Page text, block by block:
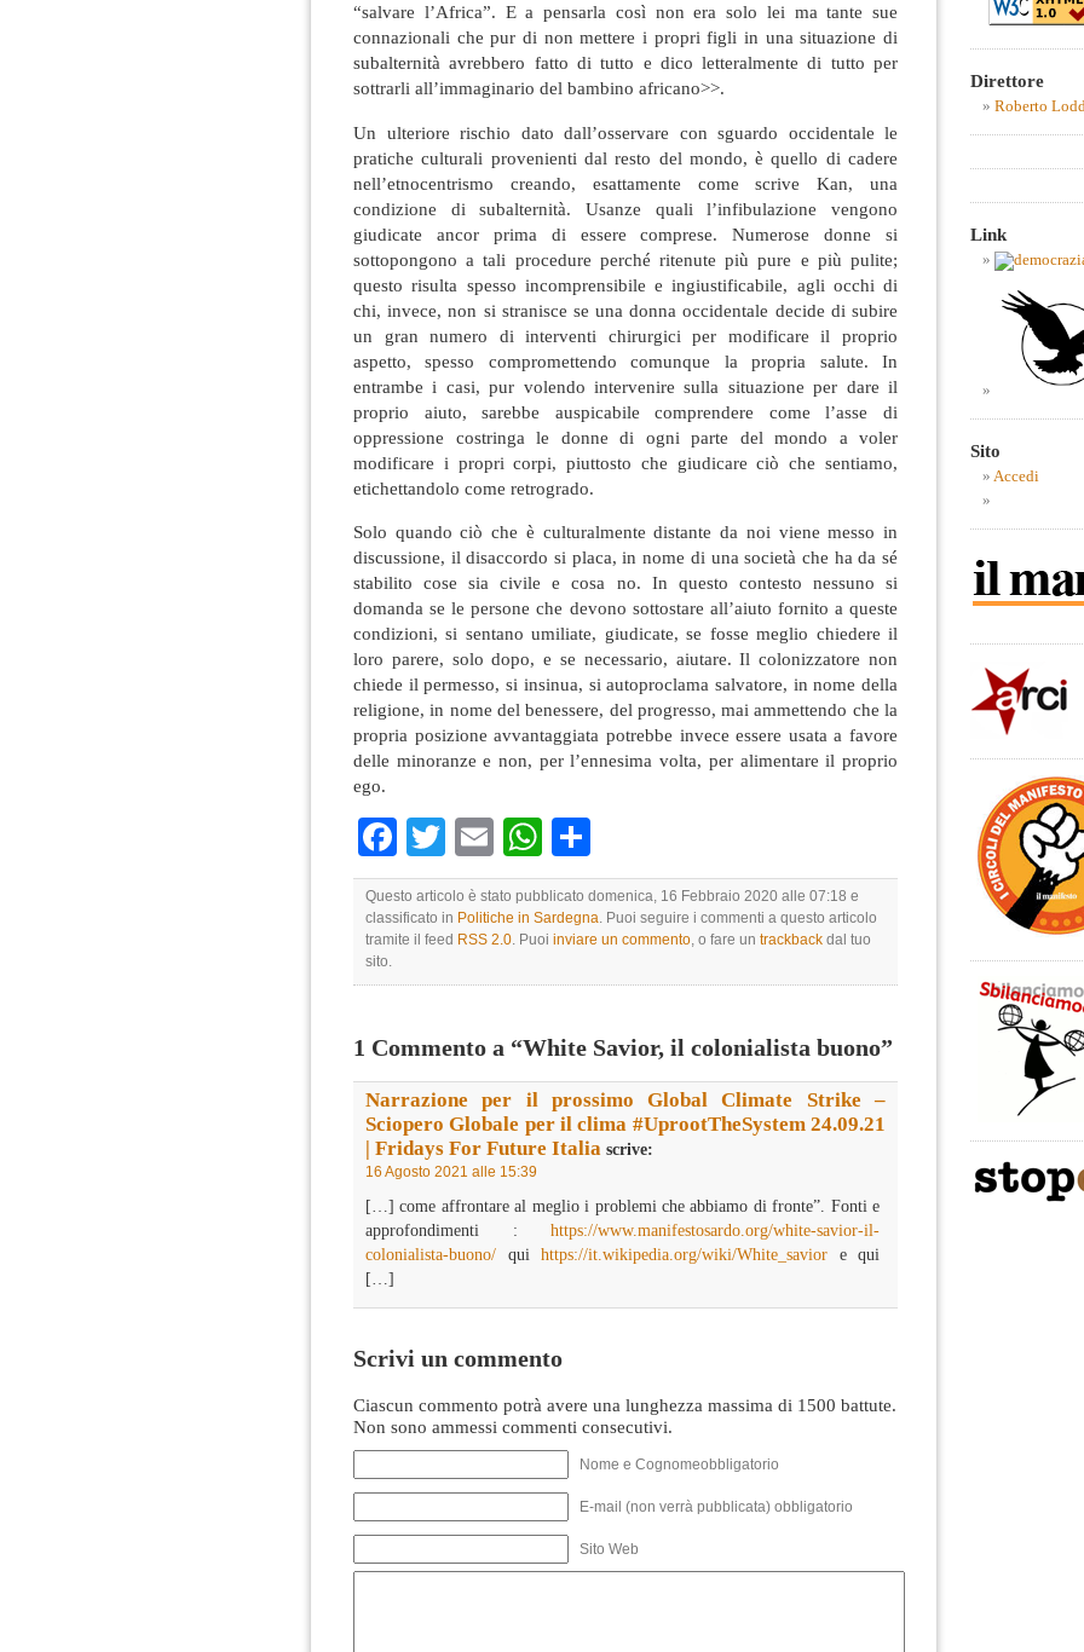
“salvare l’Africa”. E a pensarla così non era solo lei ma tante sue
connazionali che pur di non mettere i propri figli in una situazione di
subalternità avrebbero fatto di tutto e dico letteralmente di tutto per
sottrarli all’immaginario del bambino africano>>.
Un ulteriore rischio dato dall’osservare con sguardo occidentale le
pratiche culturali provenienti dal resto del mondo, è quello di cadere
nell’etnocentrismo creando, esattamente come scrive Kan, una
condizione di subalternità. Usanze quali l’infibulazione vengono
giudicate ancor prima di essere comprese. Numerose donne si
sottopongono a tali procedure perché ritenute più pure e più pulite;
questo risulta spesso incomprensibile e ingiustificabile, agli occhi di
chi, invece, non si stranisce se una donna occidentale decide di subire
un gran numero di interventi chirurgici per modificare il proprio
aspetto, spesso compromettendo comunque la propria salute. In
entrambe i casi, pur volendo intervenire sulla situazione per dare il
proprio aiuto, sarebbe auspicabile comprendere come l’asse di
oppressione costringa le donne di ogni parte del mondo a voler
modificare i propri corpi, piuttosto che giudicare ciò che sentiamo,
etichettandolo come retrogrado.
Solo quando ciò che è culturalmente distante da noi viene messo in
discussione, il disaccordo si placa, in nome di una società che ha da sé
stabilito cose sia civile e cosa no. In questo contesto nessuno si
domanda se le persone che devono sottostare all’aiuto fornito a queste
condizioni, si sentano umiliate, giudicate, se fosse meglio chiedere il
loro parere, solo dopo, e se necessario, aiutare. Il colonizzatore non
chiede il permesso, si insinua, si autoproclama salvatore, in nome della
religione, in nome del benessere, del progresso, mai ammettendo che la
propria posizione avvantaggiata potrebbe invece essere usata a favore
delle minoranze e non, per l’ennesima volta, per alimentare il proprio
ego.
Facebook
TwitterEmailWhatsApp
Questo articolo è stato pubblicato domenica, 16 Febbraio 2020 alle 07:18 e
classificato in Politiche in Sardegna. Puoi seguire i commenti a questo articolo
tramite il feed RSS 2.0. Puoi inviare un commento, o fare un trackback dal tuo
sito.
1 Commento a “White Savior, il colonialista buono”
Narrazione per il prossimo Global Climate Strike –
Sciopero Globale per il clima #UprootTheSystem 24.09.21
| Fridays For Future Italia scrive:
16 Agosto 2021 alle 15:39
[…] come affrontare al meglio i problemi che abbiamo di fronte”. Fonti e
approfondimenti : https://www.manifestosardo.org/white-savior-il-
colonialista-buono/ qui https://it.wikipedia.org/wiki/White_savior e qui
[…]
Scrivi un commento
Ciascun commento potrà avere una lunghezza massima di 1500 battute.
Non sono ammessi commenti consecutivi.
Nome e Cognomeobbligatorio
E-mail (non verrà pubblicata) obbligatorio
Sito Web
Direttore
Roberto
Link
Sito
Accedi